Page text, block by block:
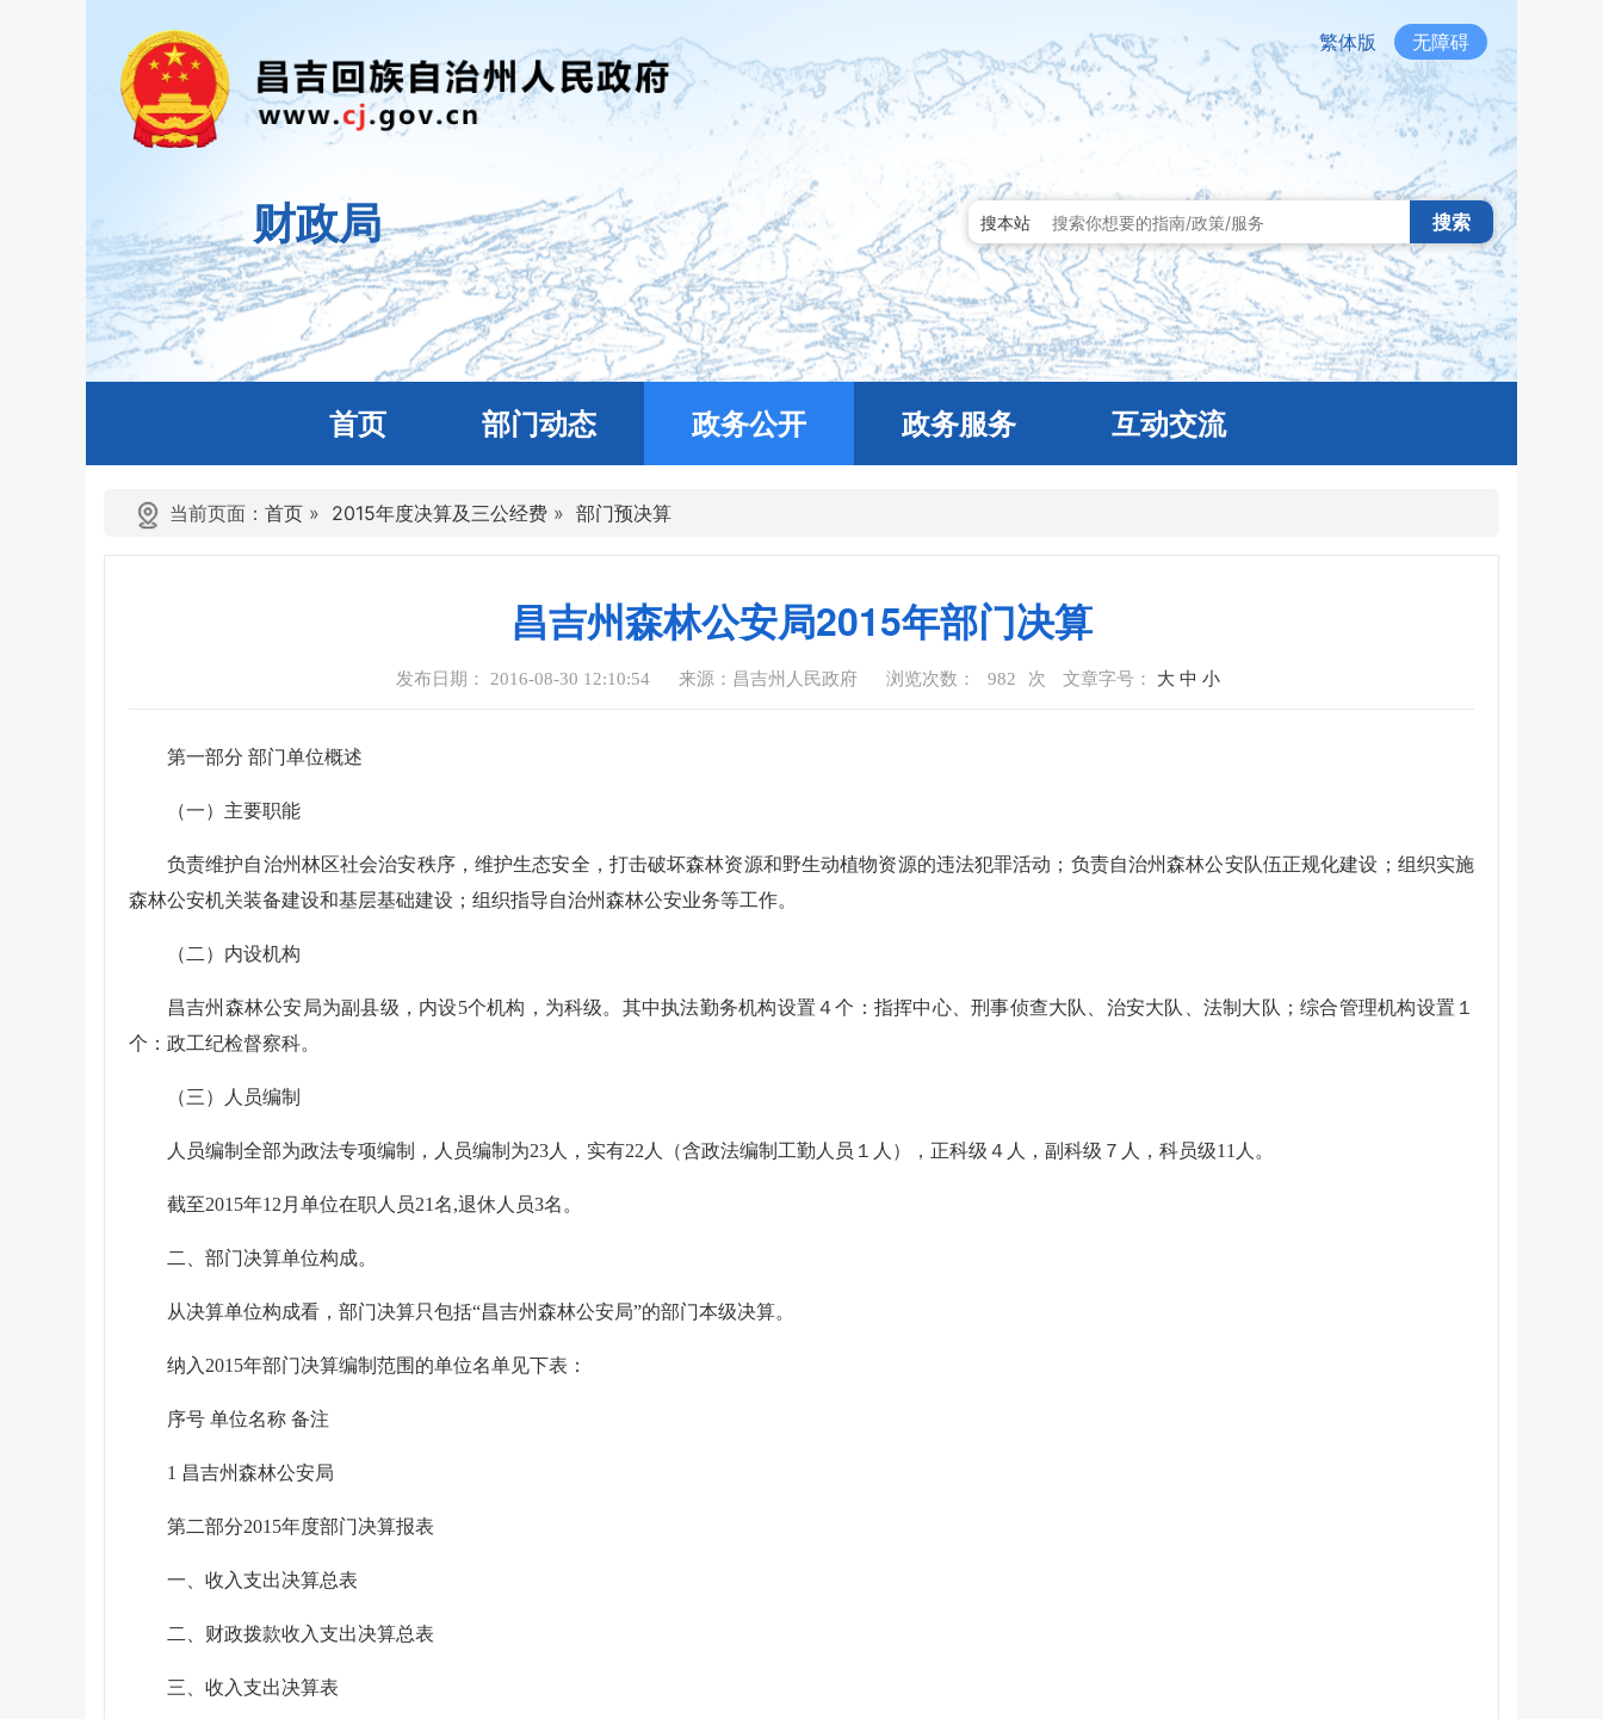
繁体版 无障碍
财政局 搜本站 搜索
首页 部门动态 政务公开 政务服务 互动交流
当前页面： 首页 » 2015年度决算及三公经费 » 部门预决算
昌吉州森林公安局2015年部门决算
发布日期： 2016-08-30 12:10:54 来源：昌吉州人民政府 浏览次数： 982 次 文章字号： 大 中 小
第一部分 部门单位概述
（一）主要职能
负责维护自治州林区社会治安秩序，维护生态安全，打击破坏森林资源和野生动植物资源的违法犯罪活动；负责自治州森林公安队伍正规化建设；组织实施
森林公安机关装备建设和基层基础建设；组织指导自治州森林公安业务等工作。
（二）内设机构
昌吉州森林公安局为副县级，内设5个机构，为科级。其中执法勤务机构设置４个：指挥中心、刑事侦查大队、治安大队、法制大队；综合管理机构设置１
个：政工纪检督察科。
（三）人员编制
人员编制全部为政法专项编制，人员编制为23人，实有22人（含政法编制工勤人员１人），正科级４人，副科级７人，科员级11人。
截至2015年12月单位在职人员21名,退休人员3名。
二、部门决算单位构成。
从决算单位构成看，部门决算只包括“昌吉州森林公安局”的部门本级决算。
纳入2015年部门决算编制范围的单位名单见下表：
序号 单位名称 备注
1 昌吉州森林公安局
第二部分2015年度部门决算报表
一、收入支出决算总表
二、财政拨款收入支出决算总表
三、收入支出决算表